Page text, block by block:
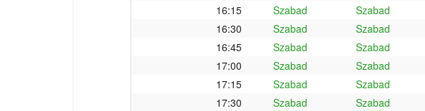
16:15
Szabad Szabad
16:30
Szabad Szabad
16:45
Szabad Szabad
17:00
Szabad Szabad
17:15
Szabad Szabad
17:30
Szabad Szabad